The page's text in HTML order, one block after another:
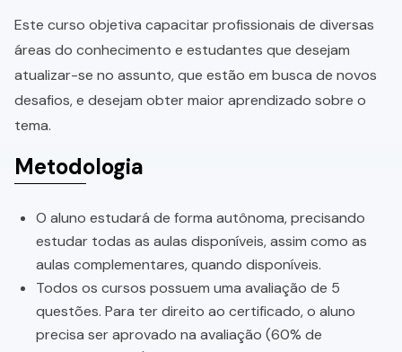
Este curso objetiva capacitar profissionais de diversas
áreas do conhecimento e estudantes que desejam
atualizar-se no assunto, que estão em busca de novos
desafios, e desejam obter maior aprendizado sobre o
tema.
Metodologia
O aluno estudará de forma autônoma, precisando
estudar todas as aulas disponíveis, assim como as
aulas complementares, quando disponíveis.
Todos os cursos possuem uma avaliação de 5
questões. Para ter direito ao certificado, o aluno
precisa ser aprovado na avaliação (60% de